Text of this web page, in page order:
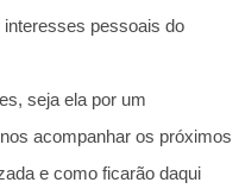
pessoais do
seja ela por um
acompanhar os próximos
e como ficarão daqui